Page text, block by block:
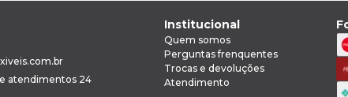
atendimentos 24
Institucional
Quem somos
Perguntas frenquentes
Trocas e devoluções
Atendimento